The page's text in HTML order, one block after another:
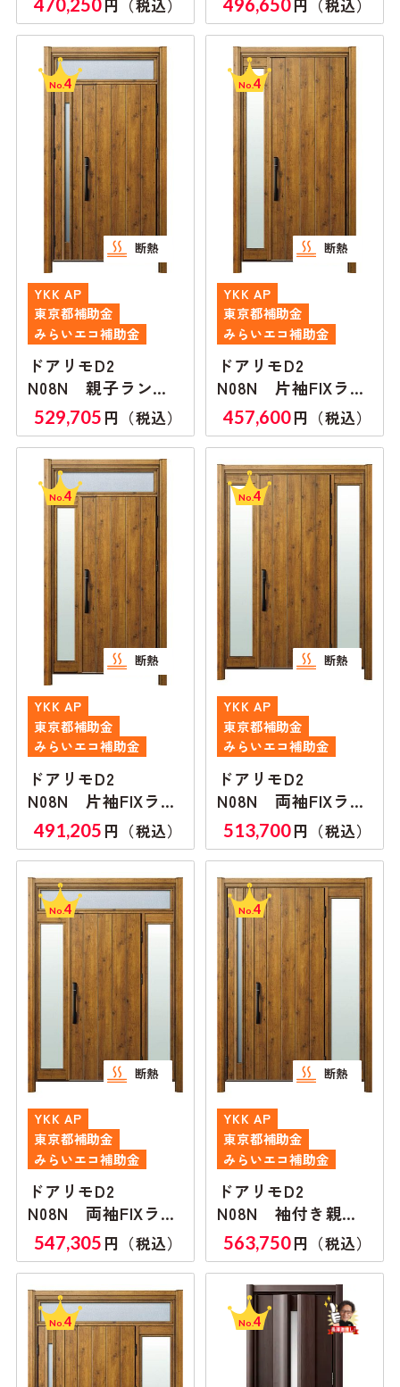
し
470,250 円（税込）
し
496,650 円（税込）
No. 4
断熱
YKK AP
東京都補助金
みらいエコ補助金
ドアリモD2
N08N 親子ランマ
付き
529,705 円（税込）
No. 4
断熱
YKK AP
東京都補助金
みらいエコ補助金
ドアリモD2
N08N 片袖FIXラン
マ無し
457,600円（税込）
No. 4
断熱
YKK AP
東京都補助金
みらいエコ補助金
ドアリモD2
N08N 片袖FIXラン
マ付き
491,205 円（税込）
No. 4
断熱
YKK AP
東京都補助金
みらいエコ補助金
ドアリモD2
N08N 両袖FIXラン
マ無し
513,700円（税込）
No. 4
断熱
YKK AP
東京都補助金
みらいエコ補助金
ドアリモD2
N08N 両袖FIXラン
マ付き
547,305 円（税込）
No. 4
断熱
YKK AP
東京都補助金
みらいエコ補助金
ドアリモD2
N08N 袖付き親子
ランマ無し
563,750円（税込）
No. 4 No. 4